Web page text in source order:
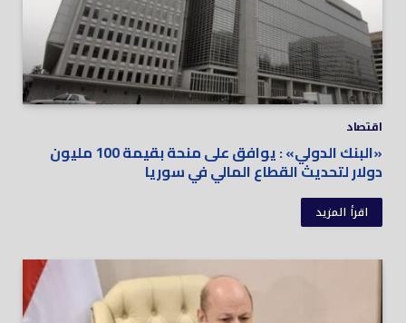
اقتصاد
«البنك الدولي» : يوافق على منحة بقيمة 100 مليون
دولار لتحديث القطاع المالي في سوريا
اقرأ المزيد